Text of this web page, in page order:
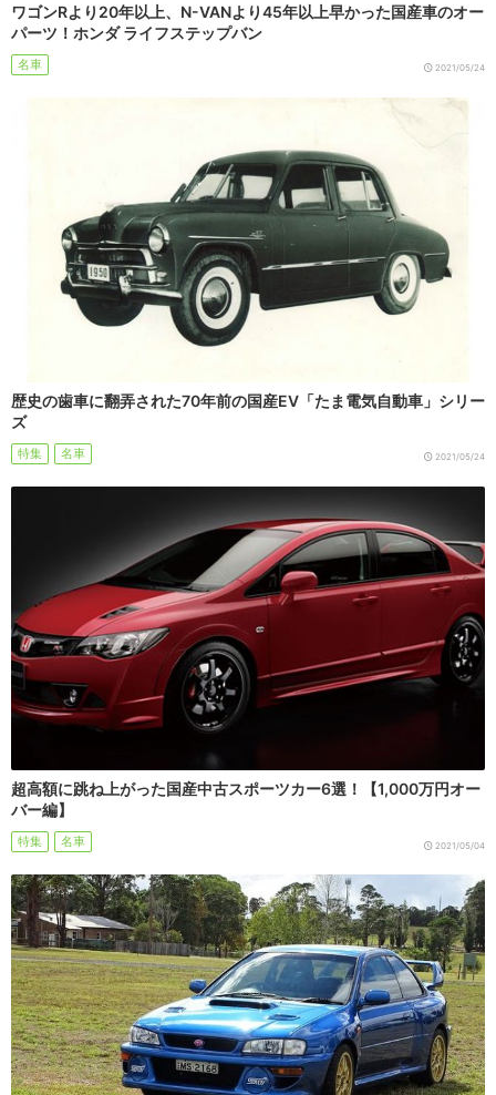
ワゴンRより20年以上、N-VANより45年以上早かった国産車のオー
パーツ！ホンダ ライフステップバン
名車 2021/05/24
歴史の歯車に翻弄された70年前の国産EV「たま電気自動車」シリー
ズ
特集 名車 2021/05/24
超高額に跳ね上がった国産中古スポーツカー6選！【1,000万円オー
バー編】
特集 名車 2021/05/04